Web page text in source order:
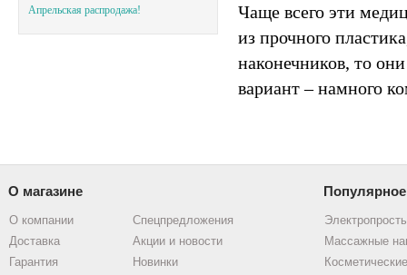
Апрельская распродажа!
Чаще всего эти
из прочного
наконечников, то
вариант – намного
О магазине Популярное
О компании
Доставка
Гарантия
Спецпредложения
Акции и новости
Новинки
Массажные